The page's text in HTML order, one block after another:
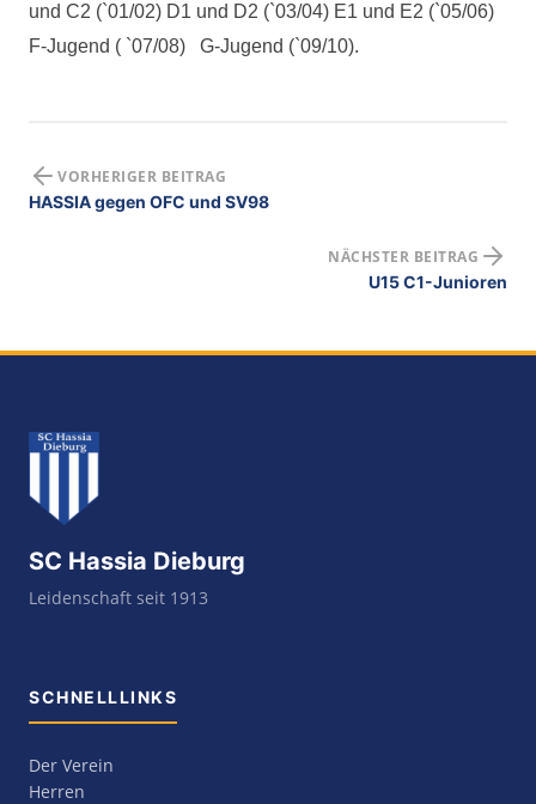
und C2 (`01/02) D1 und D2 (`03/04) E1 und E2 (`05/06)
F-Jugend ( `07/08) G-Jugend (`09/10).
VORHERIGER BEITRAG
HASSIA gegen OFC und SV98
NÄCHSTER BEITRAG
U15 C1-Junioren
SC Hassia Dieburg
Leidenschaft seit 1913
SCHNELLLINKS
Der Verein
Herren